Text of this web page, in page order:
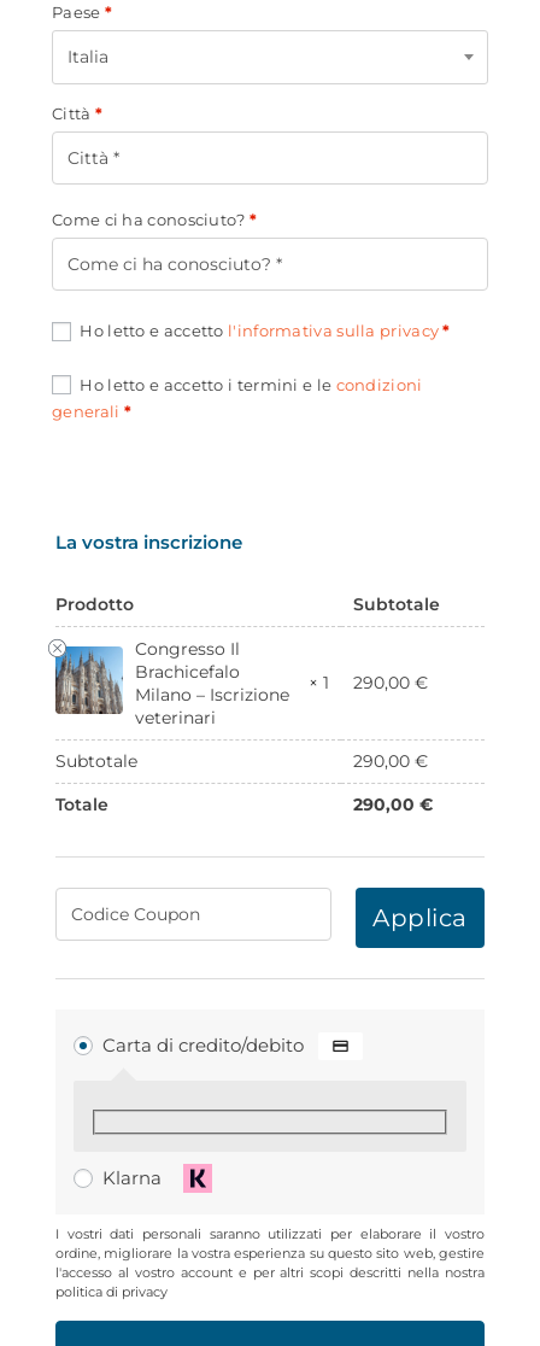
Paese *
Italia
Città *
Come ci ha conosciuto? *
Ho letto e accetto l'informativa sulla privacy *
Ho letto e accetto i termini e le condizioni
generali *
La vostra inscrizione
Prodotto Subtotale
Congresso Il
Brachicefalo
Milano – Iscrizione
veterinari
× 1 290,00 €
Subtotale 290,00 €
Totale
290,00 €
Applica
Carta di credito/debito
Klarna
I vostri dati personali saranno utilizzati per elaborare il vostro
ordine, migliorare la vostra esperienza su questo sito web, gestire
l'accesso al vostro account e per altri scopi descritti nella nostra
politica di privacy